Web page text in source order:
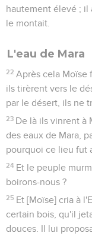
hautement élevé ; il
le montait.
L'eau de Mara
22 Après cela Moïse
ils tirèrent vers le
par le désert, ils ne
23 De là ils vinrent à
des eaux de Mara,
pourquoi ce lieu fut
24 Et le peuple
boirons-nous ?
25 Et [Moïse] cria à
certain bois, qu'il
douces. Il lui